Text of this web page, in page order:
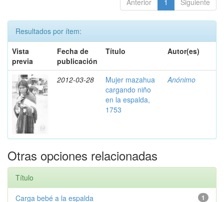
Anterior 1 Siguiente
Resultados por ítem:
Vista
previa
Fecha de
publicación
Título Autor(es)
2012-03-28
Mujer mazahua
cargando niño
en la espalda,
1753
Anónimo
Otras opciones relacionadas
Título
1
Carga bebé a la espalda